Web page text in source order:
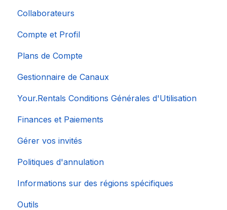
Collaborateurs
Compte et Profil
Plans de Compte
Gestionnaire de Canaux
Your.Rentals Conditions Générales d'Utilisation
Finances et Paiements
Gérer vos invités
Politiques d'annulation
Informations sur des régions spécifiques
Outils